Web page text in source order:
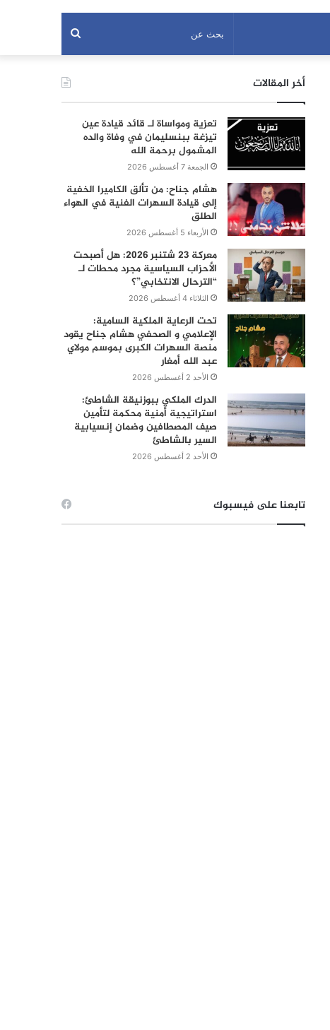
بحث
عن أخر المقالات
تعزية ومواساة لـ قائد قيادة عين
تيزغة ببنسليمان في وفاة والده
المشمول برحمة الله
الجمعة 7 أغسطس 2026
هشام جناح: من تألق الكاميرا الخفية
إلى قيادة السهرات الفنية في الهواء
الطلق
الأربعاء 5 أغسطس 2026
معركة 23 شتنبر 2026: هل أصبحت
الأحزاب السياسية مجرد محطات لـ
“الترحال الانتخابي”؟
الثلاثاء 4 أغسطس 2026
تحت الرعاية الملكية السامية:
الإعلامي و الصحفي هشام جناح يقود
منصة السهرات الكبرى بموسم مولاي
عبد الله أمغار
الأحد 2 أغسطس 2026
الدرك الملكي ببوزنيقة الشاطئ:
استراتيجية أمنية محكمة لتأمين
صيف المصطافين وضمان إنسيابية
السير بالشاطئ
الأحد 2 أغسطس 2026
تابعنا على فيسبوك